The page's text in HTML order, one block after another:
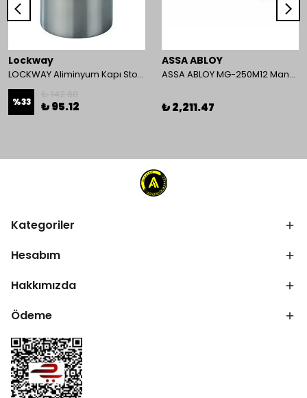
Lockway
LOCKWAY Aliminyum Kapı Stoperi
%33 ₺ 95.12
ASSA ABLOY
ASSA ABLOY MG-250M12 Manyetik Kilit
₺ 2,211.47
Kategoriler
Hesabım
Hakkımızda
Ödeme